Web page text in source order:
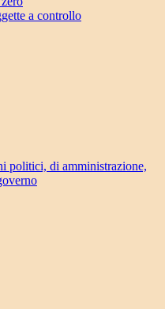
a controllo
politici, di amministrazione,